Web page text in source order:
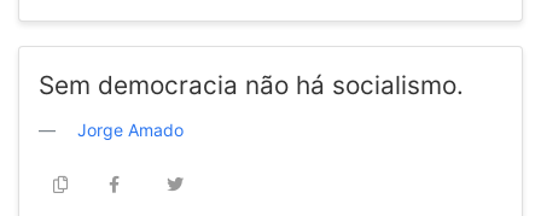
Sem democracia não há socialismo.
Jorge Amado